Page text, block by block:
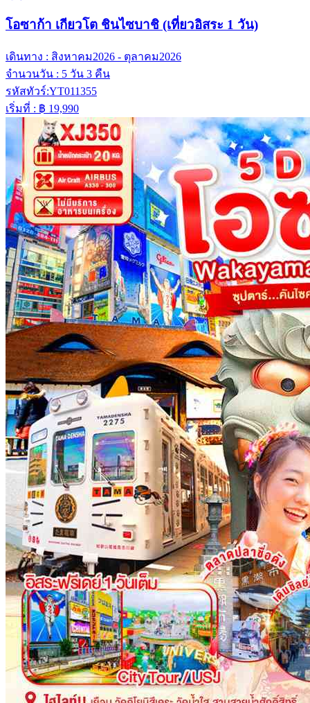
โอซาก้า เกียวโต ชินไซบาชิ (เที่ยวอิสระ 1 วัน)
เดินทาง : สิงหาคม2026 - ตุลาคม2026
จำนวนวัน : 5 วัน 3 คืน
รหัสทัวร์:YT011355
เริ่มที่ : ฿ 19,990